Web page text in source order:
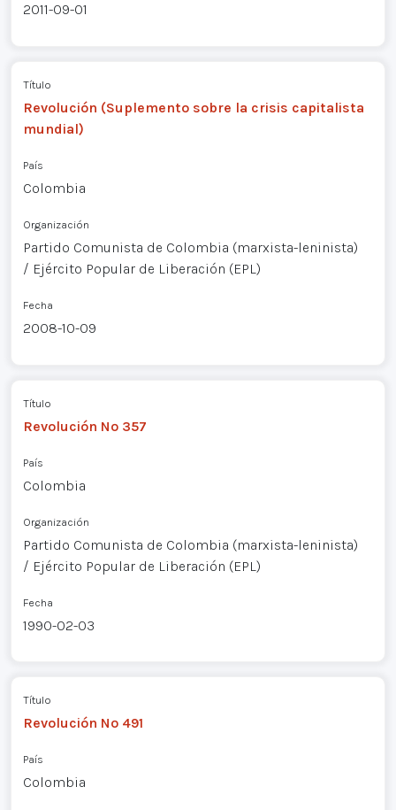
2011-09-01
Título
Revolución (Suplemento sobre la crisis capitalista
mundial)
País
Colombia
Organización
Partido Comunista de Colombia (marxista-leninista)
/ Ejército Popular de Liberación (EPL)
Fecha
2008-10-09
Título
Revolución Nº 357
País
Colombia
Organización
Partido Comunista de Colombia (marxista-leninista)
/ Ejército Popular de Liberación (EPL)
Fecha
1990-02-03
Título
Revolución Nº 491
País
Colombia